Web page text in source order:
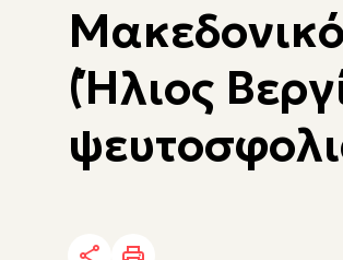
(Ήλιος